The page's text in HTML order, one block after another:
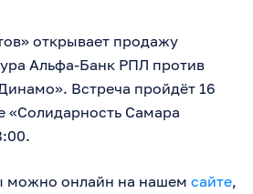
открывает продажу
Альфа-Банк РПЛ против
Встреча пройдёт 16
«Солидарность Самара
можно онлайн на нашем сайте,